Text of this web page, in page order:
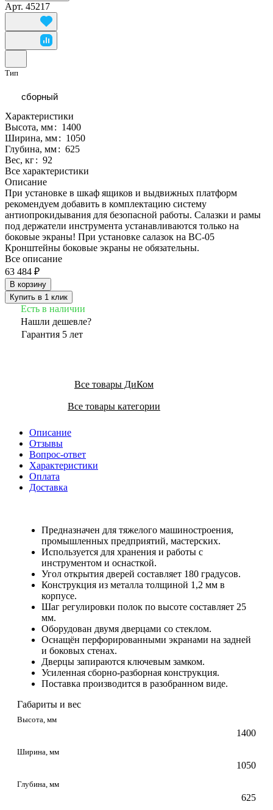
Арт. 45217
Тип
сборный
Характеристики
Высота, мм: 1400
Ширина, мм: 1050
Глубина, мм: 625
Вес, кг: 92
Все характеристики
Описание
При установке в шкаф ящиков и выдвижных платформ
рекомендуем добавить в комплектацию систему
антиопрокидывания для безопасной работы. Салазки и рамы
под держатели инструмента устанавливаются только на
боковые экраны! При установке салазок на ВС-05
Кронштейны боковые экраны не обязательны.
Все описание
63 484 ₽
В корзину
Купить в 1 клик
Есть в наличии
Нашли дешевле?
Гарантия 5 лет
Все товары ДиКом
Все товары категории
Описание
Отзывы
Вопрос-ответ
Характеристики
Оплата
Доставка
Предназначен для тяжелого машиностроения,
промышленных предприятий, мастерских.
Используется для хранения и работы с
инструментом и оснасткой.
Угол открытия дверей составляет 180 градусов.
Конструкция из металла толщиной 1,2 мм в
корпусе.
Шаг регулировки полок по высоте составляет 25
мм.
Оборудован двумя дверцами со стеклом.
Оснащён перфорированными экранами на задней
и боковых стенах.
Дверцы запираются ключевым замком.
Усиленная сборно-разборная конструкция.
Поставка производится в разобранном виде.
Габариты и вес
Высота, мм
1400
Ширина, мм
1050
Глубина, мм
625